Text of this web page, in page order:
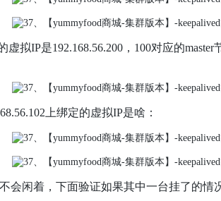
拟IP是192.168.56.200，100对应的
上绑定的虚拟IP是啥：
闲着，下面验证如果其中一台挂了的情